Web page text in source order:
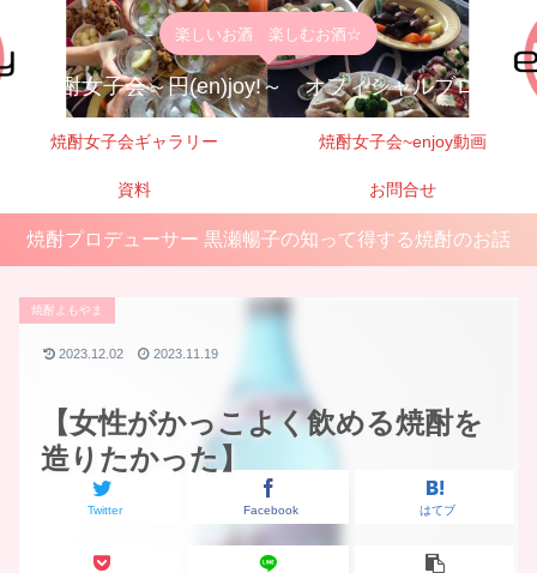
楽しいお酒 楽しむお酒☆
焼酎女子会～円(en)joy!～ オフィシャルブログ
焼酎女子会ギャラリー 焼酎女子会~enjoy動画
資料 お問合せ
焼酎プロデューサー 黒瀬暢子の知って得する焼酎のお話
【女性がかっこよく飲める焼酎を
造りたかった】
焼酎よもやま
Twitter Facebook はてブ
2023.12.02 2023.11.19